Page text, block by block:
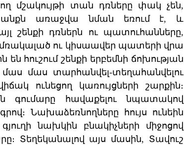
մշակույթի տան դռները փակ չեն,
առաջվա նման եռում է, և
շենքի դռներն ու պատուհանները,
ու կիսաավեր պատերի վրա
հուշում շենքի երբեմնի ճոխության
մաս մաս տարհանվել-տեղահանվելու
ունեցող կառույցների շարքին։
գումարը հավաքելու նպատակով
Նախաձեռնողները հույս ունեին
նախկին բնակիչների միջոցով
Տեղեկանալով այս մասին, Տավուշ